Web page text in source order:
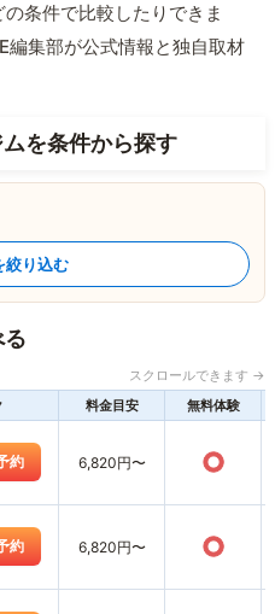
条件で比較したりできま
編集部が公式情報と独自取材
を条件から探す
絞り込む
スクロールできます →
料金目安 無料体験
約 6,820円〜 ○
約 6,820円〜 ○